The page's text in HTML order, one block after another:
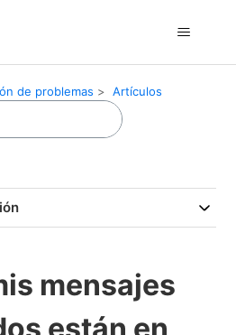
de problemas Artículos
mensajes